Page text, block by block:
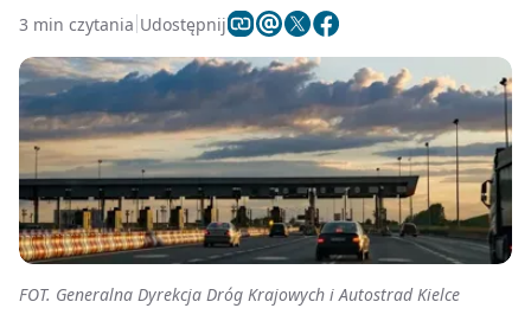
3 min czytania Udostępnij
FOT. Generalna Dyrekcja Dróg Krajowych i Autostrad Kielce